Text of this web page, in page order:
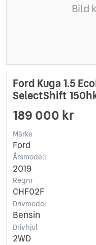
Bild
Ford Kuga 1.5
SelectShift
189 000 kr
Märke
Ford
Årsmodell
2019
Regnr
CHF02F
Drivmedel
Bensin
Drivhjul
2WD